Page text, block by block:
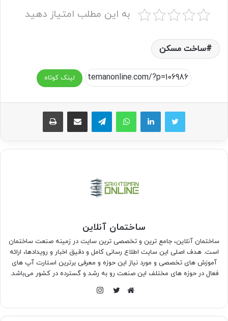
به این مطلب امتیاز دهید
ساخت مسکن
لینک کوتاه
واتس آپ تلگرام اشتراک گذاری از طریق ایمیل چاپ
ساختمان آنلاین
ساختمان آنلاین، جامع ترین و تخصصی ترین سایت در زمینه صنعت ساختمان
است. هدف اصلی این سایت اطلاع رسانی کامل و دقیق اخبار و رویدادها، ارائه
آموزش های تخصصی و مورد نیاز این حوزه و معرفی برترین استارت آپ های
فعال در حوزه های مختلف این صنعت رو به رشد و گسترده در کشور می‌باشد.